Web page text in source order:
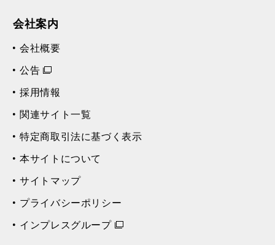
会社案内
会社概要
公告
採用情報
関連サイト一覧
特定商取引法に基づく表示
本サイトについて
サイトマップ
プライバシーポリシー
インプレスグループ